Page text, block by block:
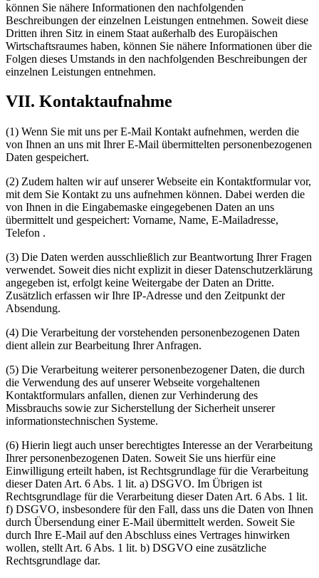
können Sie nähere Informationen den nachfolgenden
Beschreibungen der einzelnen Leistungen entnehmen. Soweit diese
Dritten ihren Sitz in einem Staat außerhalb des Europäischen
Wirtschaftsraumes haben, können Sie nähere Informationen über die
Folgen dieses Umstands in den nachfolgenden Beschreibungen der
einzelnen Leistungen entnehmen.
VII. Kontaktaufnahme
(1) Wenn Sie mit uns per E-Mail Kontakt aufnehmen, werden die
von Ihnen an uns mit Ihrer E-Mail übermittelten personenbezogenen
Daten gespeichert.
(2) Zudem halten wir auf unserer Webseite ein Kontaktformular vor,
mit dem Sie Kontakt zu uns aufnehmen können. Dabei werden die
von Ihnen in die Eingabemaske eingegebenen Daten an uns
übermittelt und gespeichert: Vorname, Name, E-Mailadresse,
Telefon .
(3) Die Daten werden ausschließlich zur Beantwortung Ihrer Fragen
verwendet. Soweit dies nicht explizit in dieser Datenschutzerklärung
angegeben ist, erfolgt keine Weitergabe der Daten an Dritte.
Zusätzlich erfassen wir Ihre IP-Adresse und den Zeitpunkt der
Absendung.
(4) Die Verarbeitung der vorstehenden personenbezogenen Daten
dient allein zur Bearbeitung Ihrer Anfragen.
(5) Die Verarbeitung weiterer personenbezogener Daten, die durch
die Verwendung des auf unserer Webseite vorgehaltenen
Kontaktformulars anfallen, dienen zur Verhinderung des
Missbrauchs sowie zur Sicherstellung der Sicherheit unserer
informationstechnischen Systeme.
(6) Hierin liegt auch unser berechtigtes Interesse an der Verarbeitung
Ihrer personenbezogenen Daten. Soweit Sie uns hierfür eine
Einwilligung erteilt haben, ist Rechtsgrundlage für die Verarbeitung
dieser Daten Art. 6 Abs. 1 lit. a) DSGVO. Im Übrigen ist
Rechtsgrundlage für die Verarbeitung dieser Daten Art. 6 Abs. 1 lit.
f) DSGVO, insbesondere für den Fall, dass uns die Daten von Ihnen
durch Übersendung einer E-Mail übermittelt werden. Soweit Sie
durch Ihre E-Mail auf den Abschluss eines Vertrages hinwirken
wollen, stellt Art. 6 Abs. 1 lit. b) DSGVO eine zusätzliche
Rechtsgrundlage dar.